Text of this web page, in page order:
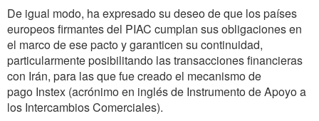
De igual modo, ha expresado su deseo de que los países
europeos firmantes del PIAC cumplan sus obligaciones en
el marco de ese pacto y garanticen su continuidad,
particularmente posibilitando las transacciones financieras
con Irán, para las que fue creado el mecanismo de
pago Instex (acrónimo en inglés de Instrumento de Apoyo a
los Intercambios Comerciales).